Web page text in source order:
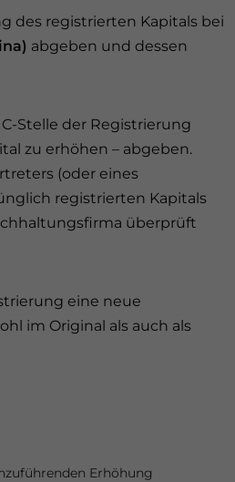
des registrierten Kapitals bei
abgeben und dessen
Stelle der Registrierung
zu erhöhen – abgeben.
(oder eines
registrierten Kapitals
überprüft
eine neue
im Original als auch als
Erhöhung